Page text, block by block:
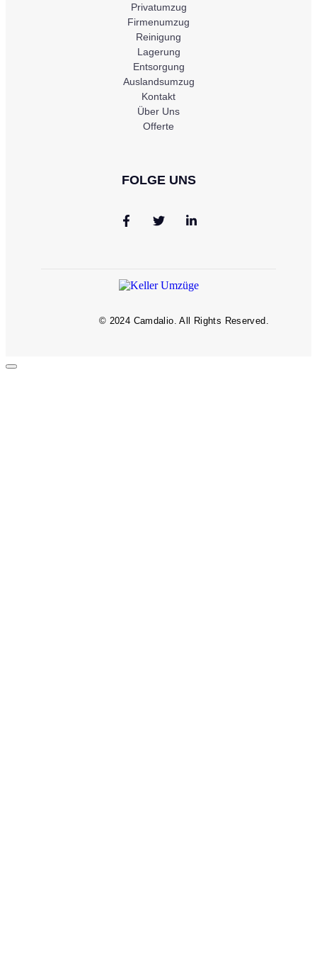
Privatumzug
Firmenumzug
Reinigung
Lagerung
Entsorgung
Auslandsumzug
Kontakt
Über Uns
Offerte
FOLGE UNS
© 2024 Camdalio. All Rights Reserved.